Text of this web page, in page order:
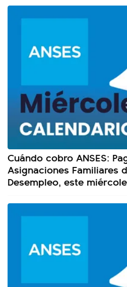
Cuándo cobro ANSES:
Asignaciones Familiares
Desempleo, este